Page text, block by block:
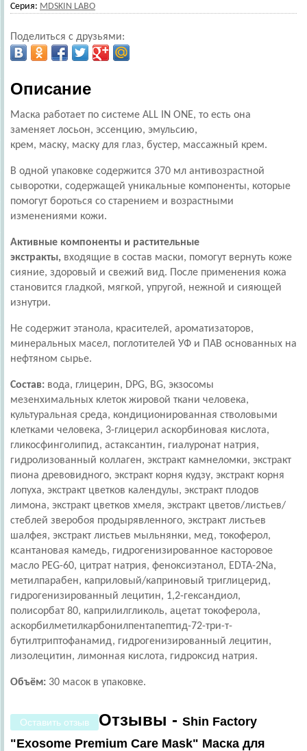
Серия: MDSKIN LABO
Поделиться с друзьями:
Описание
Маска работает по системе ALL IN ONE, то есть она
заменяет лосьон, эссенцию, эмульсию,
крем, маску, маску для глаз, бустер, массажный крем.
В одной упаковке содержится 370 мл антивозрастной
сыворотки, содержащей уникальные компоненты, которые
помогут бороться со старением и возрастными
изменениями кожи.
Активные компоненты и растительные
экстракты, входящие в состав маски, помогут вернуть коже
сияние, здоровый и свежий вид. После применения кожа
становится гладкой, мягкой, упругой, нежной и сияющей
изнутри.
Не содержит этанола, красителей, ароматизаторов,
минеральных масел, поглотителей УФ и ПАВ основанных на
нефтяном сырье.
Состав: вода, глицерин, DPG, BG, экзосомы
мезенхимальных клеток жировой ткани человека,
культуральная среда, кондиционированная стволовыми
клетками человека, 3-глицерил аскорбиновая кислота,
гликосфинголипид, астаксантин, гиалуронат натрия,
гидролизованный коллаген, экстракт камнеломки, экстракт
пиона древовидного, экстракт корня кудзу, экстракт корня
лопуха, экстракт цветков календулы, экстракт плодов
лимона, экстракт цветков хмеля, экстракт цветов/листьев/
стеблей зверобоя продырявленного, экстракт листьев
шалфея, экстракт листьев мыльнянки, мед, токоферол,
ксантановая камедь, гидрогенизированное касторовое
масло PEG-60, цитрат натрия, феноксиэтанол, EDTA-2Na,
метилпарабен, каприловый/каприновый триглицерид,
гидрогенизированный лецитин, 1,2-гександиол,
полисорбат 80, каприлилгликоль, ацетат токоферола,
аскорбилметилкарбонилпентапептид-72-три-т-
бутилтриптофанамид, гидрогенизированный лецитин,
лизолецитин, лимонная кислота, гидроксид натрия.
Объём: 30 масок в упаковке.
Оставить отзыв Отзывы - Shin Factory
"Exosome Premium Care Mask" Маска для